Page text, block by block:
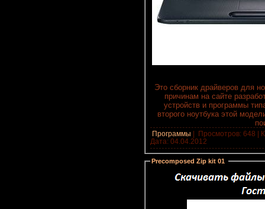
Это сборник драйверов для
причинам на сайте
устройств и программы
второго ноутбука этой
Программы
Просмотров: 648 |
Дата: 04.04.2012
Precomposed Zip kit 01